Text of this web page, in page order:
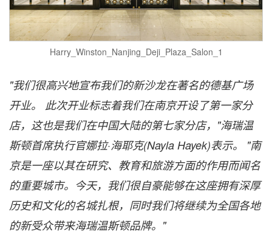
Harry_Winston_Nanjing_Deji_Plaza_Salon_1
"我们很高兴地宣布我们的新沙龙在著名的德基广场
开业。
此次开业标志着我们在南京开设了第一家分
店，这也是我们在中国大陆的第七家分店， "海瑞温
斯顿首席执行官娜拉·海耶克(Nayla Hayek)表示。 "南
京是一座以其在研究、教育和旅游方面的作用而闻名
的重要城市。今天，我们很自豪能够在这座拥有深厚
历史和文化的名城扎根，同时我们将继续为全国各地
的新受众带来海瑞温斯顿品牌。 "